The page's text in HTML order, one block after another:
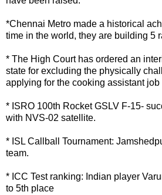
*Chennai Metro made a historical
time in the world, they are building 5
* The High Court has ordered an
state for excluding the physically
applying for the cooking assistant job
* ISRO 100th Rocket GSLV F-15-
with NVS-02 satellite.
* ISL Callball Tournament:
team.
* ICC Test ranking: Indian player
to 5th place